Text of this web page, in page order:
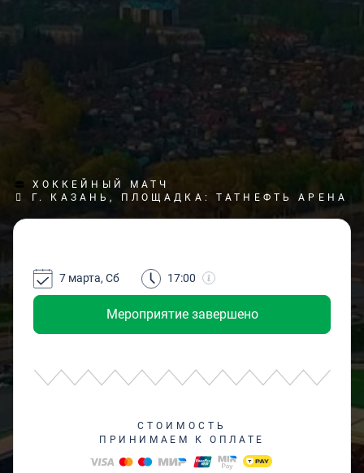
ХОККЕЙНЫЙ МАТЧ
Г. КАЗАНЬ, ПЛОЩАДКА: ТАТНЕФТЬ АРЕНА
Мероприятие завершено
7 марта, Сб 17:00
СТОИМОСТЬ
ПРИНИМАЕМ К ОПЛАТЕ